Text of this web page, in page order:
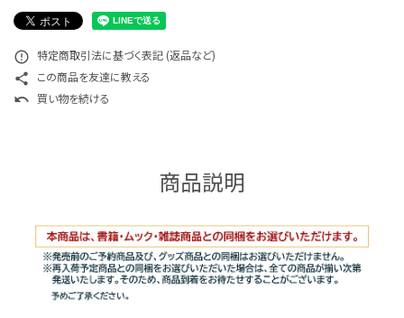
error_outline 特定商取引法に基づく表記 (返品など)
share この商品を友達に教える
undo 買い物を続ける
商品説明